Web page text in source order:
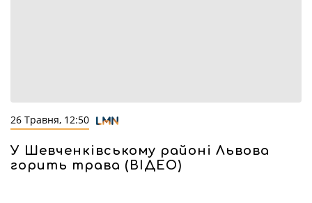
26 Травня, 12:50
У Шевченківському районі Львова
горить трава (ВІДЕО)